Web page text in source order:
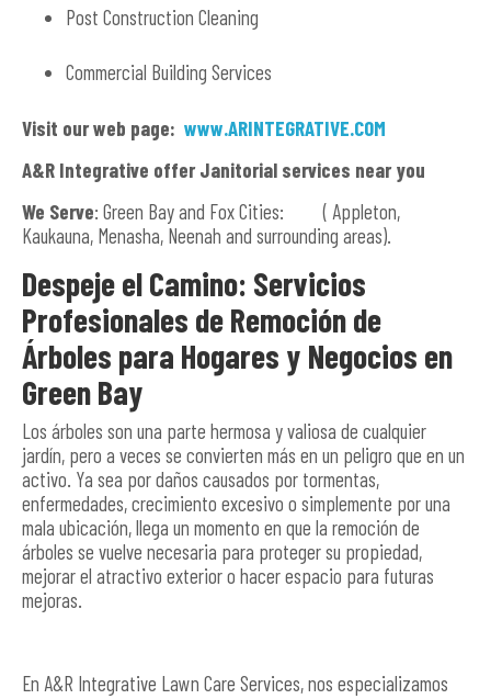
Post Construction Cleaning
Commercial Building Services
Visit our web page: www.ARINTEGRATIVE.COM
A&R Integrative offer Janitorial services near you
We Serve: Green Bay and Fox Cities: ( Appleton,
Kaukauna, Menasha, Neenah and surrounding areas).
Despeje el Camino: Servicios
Profesionales de Remoción de
Árboles para Hogares y Negocios en
Green Bay
Los árboles son una parte hermosa y valiosa de cualquier
jardín, pero a veces se convierten más en un peligro que en un
activo. Ya sea por daños causados ​​por tormentas,
enfermedades, crecimiento excesivo o simplemente por una
mala ubicación, llega un momento en que la remoción de
árboles se vuelve necesaria para proteger su propiedad,
mejorar el atractivo exterior o hacer espacio para futuras
mejoras.
En A&R Integrative Lawn Care Services, nos especializamos